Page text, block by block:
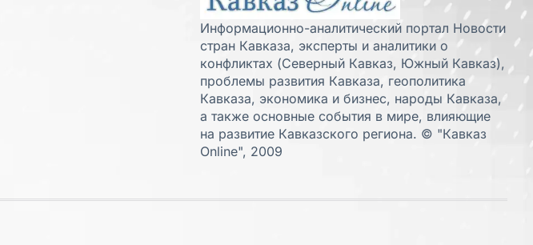
Информационно-аналитический портал Новости
стран Кавказа, эксперты и аналитики о
конфликтах (Северный Кавказ, Южный Кавказ),
проблемы развития Кавказа, геополитика
Кавказа, экономика и бизнес, народы Кавказа,
а также основные события в мире, влияющие
на развитие Кавказского региона. © "Кавказ
Online", 2009